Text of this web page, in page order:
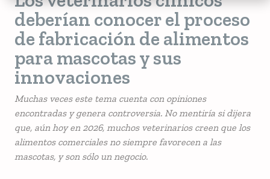
deberían conocer el proceso
de fabricación de alimentos
para mascotas y sus
innovaciones
Muchas veces este tema cuenta con opiniones
encontradas y genera controversia. No mentiría si dijera
que, aún hoy en 2026, muchos veterinarios creen que los
alimentos comerciales no siempre favorecen a las
mascotas, y son sólo un negocio.